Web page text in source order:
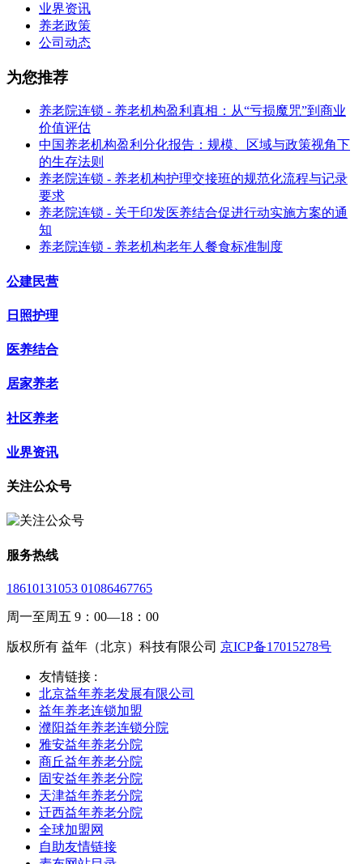
业界资讯
养老政策
公司动态
为您推荐
养老院连锁 - 养老机构盈利真相：从“亏损魔咒”到商业
价值评估
中国养老机构盈利分化报告：规模、区域与政策视角下
的生存法则
养老院连锁 - 养老机构护理交接班的规范化流程与记录
要求
养老院连锁 - 关于印发医养结合促进行动实施方案的通
知
养老院连锁 - 养老机构老年人餐食标准制度
公建民营
日照护理
医养结合
居家养老
社区养老
业界资讯
关注公众号
服务热线
18610131053 01086467765
周一至周五 9：00—18：00
版权所有 益年（北京）科技有限公司 京ICP备17015278号
友情链接 :
北京益年养老发展有限公司
益年养老连锁加盟
濮阳益年养老连锁分院
雅安益年养老分院
商丘益年养老分院
固安益年养老分院
天津益年养老分院
迁西益年养老分院
全球加盟网
自助友情链接